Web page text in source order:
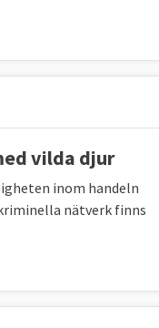
vilda djur
inom handeln
nätverk finns